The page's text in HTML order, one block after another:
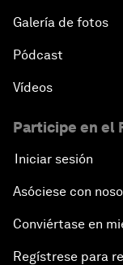
Galería de fotos
Pódcast
Vídeos
Participe en el
Iniciar sesión
Asóciese con
Conviértase en
Regístrese para